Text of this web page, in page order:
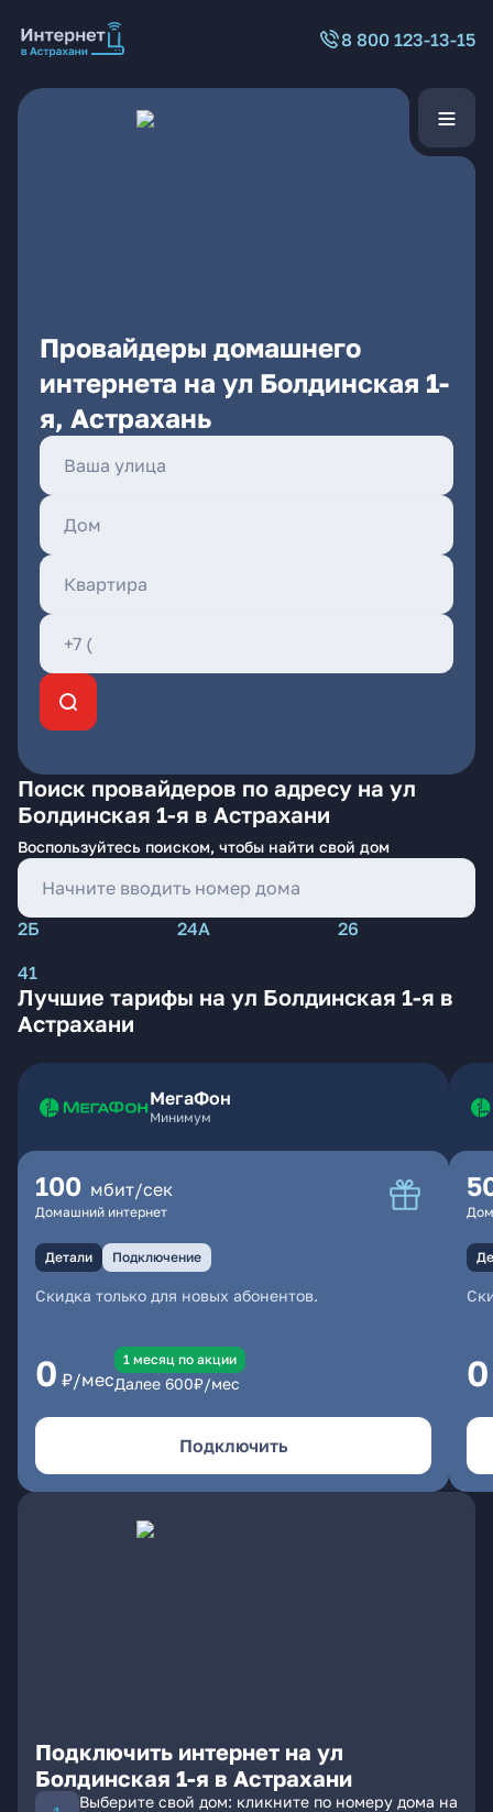
8 800 123-13-15
Провайдеры домашнего
интернета на ул Болдинская 1-
я, Астрахань
Поиск провайдеров по адресу на ул
Болдинская 1-я в Астрахани
Воспользуйтесь поиском, чтобы найти свой дом
2Б 24А
26
41
Лучшие тарифы на ул Болдинская 1-я в
Астрахани
МегаФон
Минимум
100 мбит/сек
Домашний интернет
Детали Подключение
Скидка только для новых абонентов.
0 ₽/мес
1 месяц по акции
Далее 600₽/мес
Подключить
0
Подключить интернет на ул
Болдинская 1-я в Астрахани
Выберите свой дом: кликните по номеру дома на